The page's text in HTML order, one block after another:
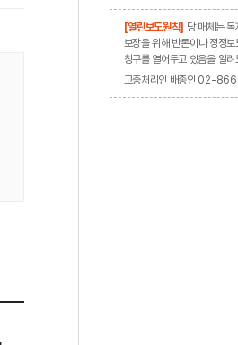
[열린보도원칙] 당 매체는
보장을 위해 반론이나 정정
창구를 열어두고 있음을 알려
고충처리인 배종인 02-